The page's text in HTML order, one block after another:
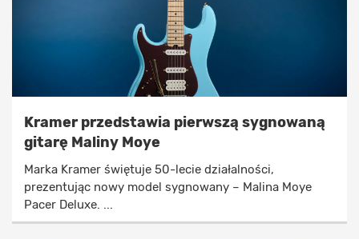
Kramer przedstawia pierwszą sygnowaną
gitarę Maliny Moye
Marka Kramer świętuje 50-lecie działalności,
prezentując nowy model sygnowany – Malina Moye
Pacer Deluxe. ...